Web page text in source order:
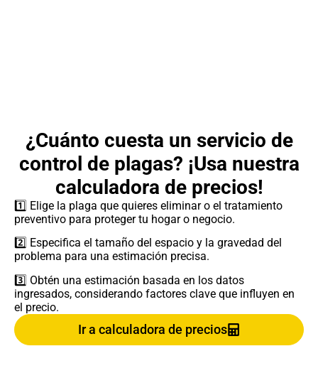
¿Cuánto cuesta un servicio de
control de plagas? ¡Usa nuestra
calculadora de precios!
1️⃣ Elige la plaga que quieres eliminar o el tratamiento
preventivo para proteger tu hogar o negocio.
2️⃣ Especifica el tamaño del espacio y la gravedad del
problema para una estimación precisa.
3️⃣ Obtén una estimación basada en los datos
ingresados, considerando factores clave que influyen en
el precio.
Ir a calculadora de precios